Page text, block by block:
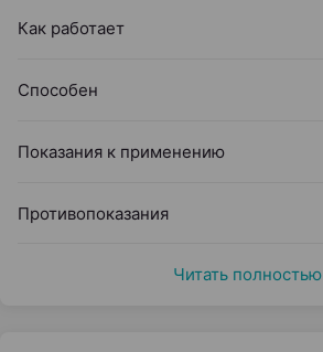
Как работает
Способен
Показания к применению
Противопоказания
Читать полностью